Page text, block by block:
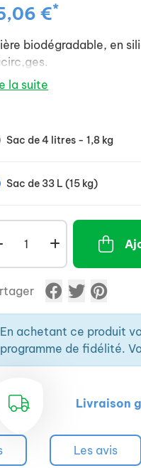
€*
biodégradable, en
la suite
Sac de 4 litres - 1,8 kg
Sac de 33 L (15 kg)
En achetant ce produit
programme de fidélité.
Livraison
Les avis